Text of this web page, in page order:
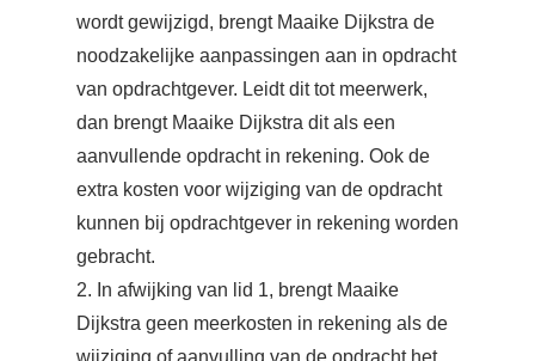
wordt gewijzigd, brengt Maaike Dijkstra de
noodzakelijke aanpassingen aan in opdracht
van opdrachtgever. Leidt dit tot meerwerk,
dan brengt Maaike Dijkstra dit als een
aanvullende opdracht in rekening. Ook de
extra kosten voor wijziging van de opdracht
kunnen bij opdrachtgever in rekening worden
gebracht.
2. In afwijking van lid 1, brengt Maaike
Dijkstra geen meerkosten in rekening als de
wijziging of aanvulling van de opdracht het